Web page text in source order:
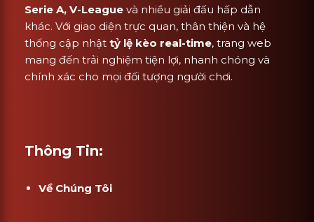
Serie A, V-League và nhiều giải đấu hấp dẫn
khác. Với giao diện trực quan, thân thiện và hệ
thống cập nhật tỷ lệ kèo real-time, trang web
mang đến trải nghiệm tiện lợi, nhanh chóng và
chính xác cho mọi đối tượng người chơi.
Thông Tin:
Về Chúng Tôi